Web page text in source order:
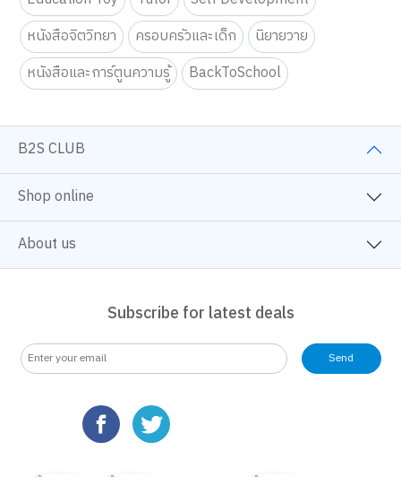
Education Toy
Tutor
Self Development
หนังสือจิตวิทยา
ครอบครัวและเด็ก
นิยายวาย
หนังสือและการ์ตูนความรู้
BackToSchool
Shop online
Send
website. You can manage your preferences by clicking "Change
Change Preferences